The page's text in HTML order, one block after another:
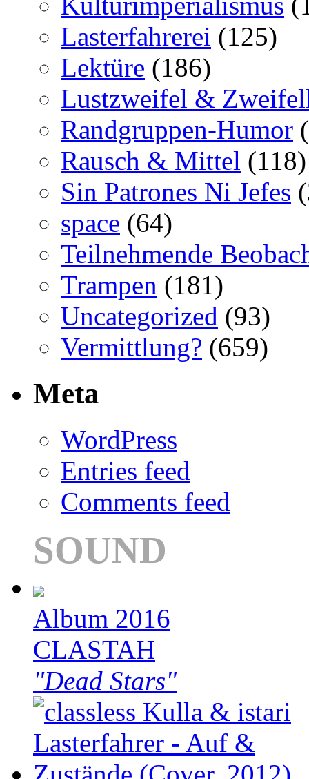
Lasterfahrerei (125)
Lektüre (186)
Lustzweifel &
Randgruppen-Humor
Rausch & Mittel (118)
Sin Patrones Ni Jefes
space (64)
Teilnehmende
Trampen (181)
Uncategorized (93)
Vermittlung? (659)
Meta
WordPress
Entries feed
Comments feed
SOUND
Album 2016
CLASTAH
"Dead Stars"